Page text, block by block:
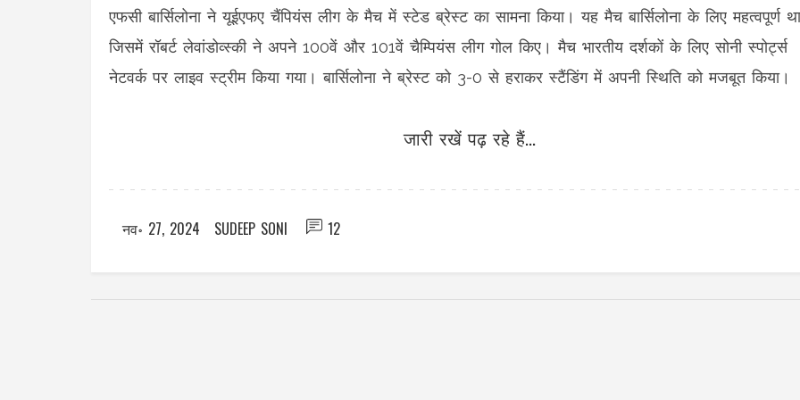
एफसी बार्सिलोना ने यूईएफए चैंपियंस लीग के मैच में स्टेड ब्रेस्ट का सामना किया। यह मैच बार्सिलोना के लिए महत्वपूर्ण
जिसमें रॉबर्ट लेवांडोव्स्की ने अपने 100वें और 101वें चैम्पियंस लीग गोल किए। मैच भारतीय दर्शकों के लिए सोनी स्पोर्ट्स
नेटवर्क पर लाइव स्ट्रीम किया गया। बार्सिलोना ने ब्रेस्ट को 3-0 से हराकर स्टैंडिंग में अपनी स्थिति को मजबूत किया।
जारी रखें पढ़ रहे हैं...
नव॰ 27, 2024 SUDEEP SONI 12